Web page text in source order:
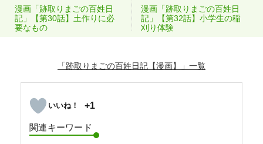
漫画「跡取りまごの百姓日
記」【第30話】土作りに必
要なもの
漫画「跡取りまごの百姓日
記」【第32話】小学生の稲
刈り体験
「跡取りまごの百姓日記【漫画】」
+1
関連キーワード